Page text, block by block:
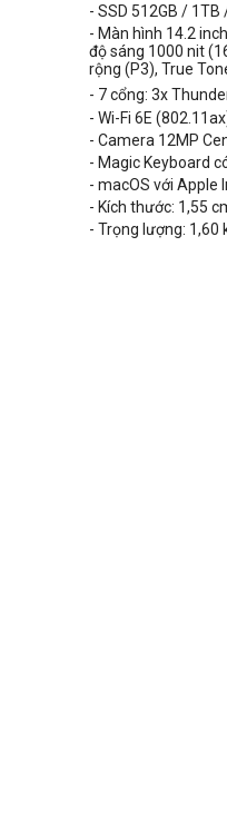
- SSD 512GB /
- Màn hình 14.2
độ sáng 1000 nit
rộng (P3), True
- 7 cổng: 3x
- Wi-Fi 6E
- Camera 12MP
- Magic Keyboard
- macOS với Apple
- Kích thước: 1,55
- Trọng lượng: 1,60